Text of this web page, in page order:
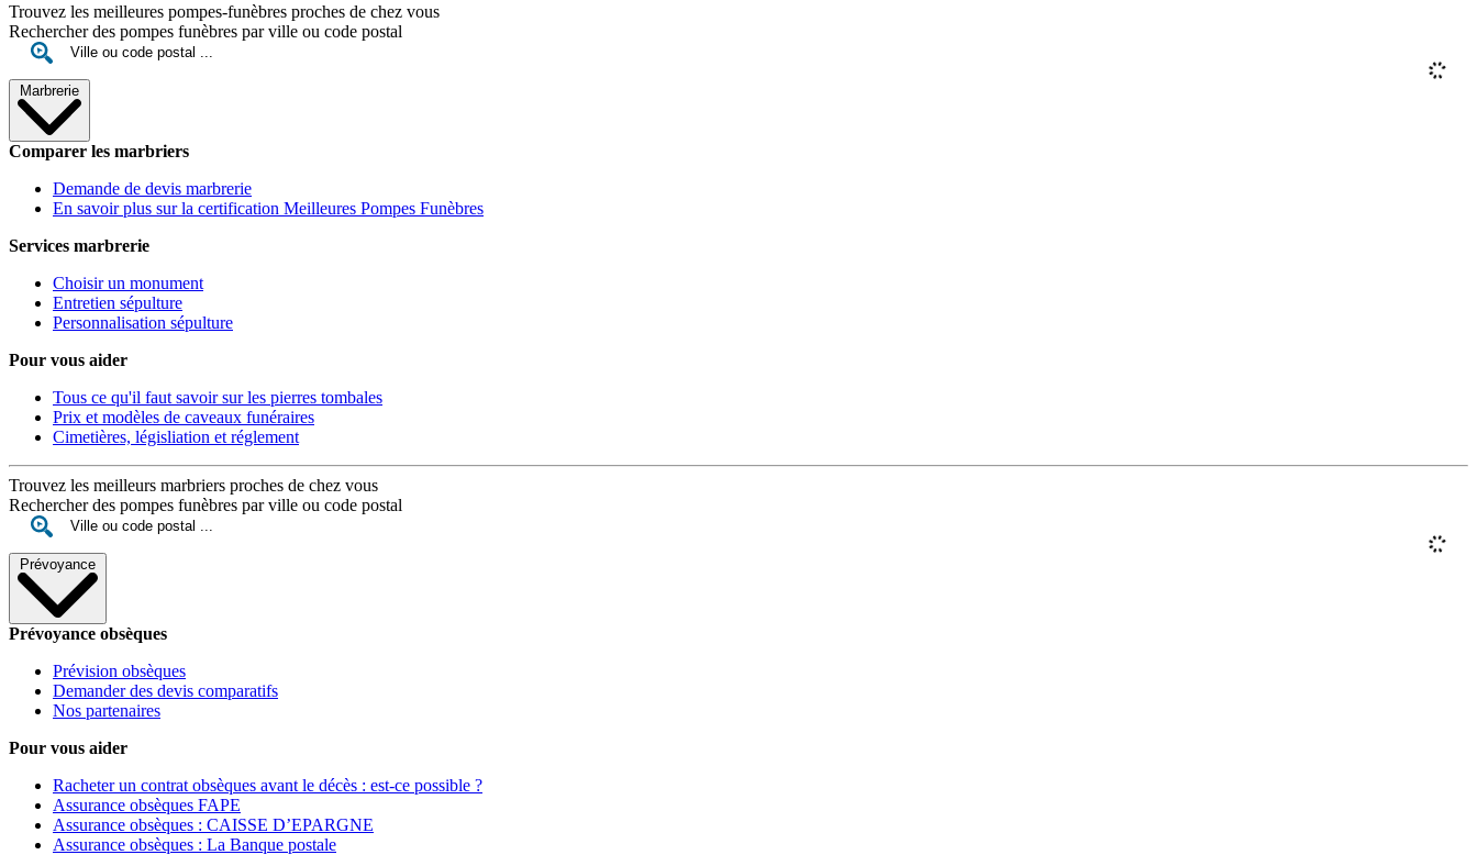
Trouvez les meilleures pompes-funèbres proches de chez vous
Rechercher des pompes funèbres par ville ou code postal
Marbrerie
Comparer les marbriers
Demande de devis marbrerie
En savoir plus sur la certification Meilleures Pompes Funèbres
Services marbrerie
Choisir un monument
Entretien sépulture
Personnalisation sépulture
Pour vous aider
Tous ce qu'il faut savoir sur les pierres tombales
Prix et modèles de caveaux funéraires
Cimetières, législiation et réglement
Trouvez les meilleurs marbriers proches de chez vous
Rechercher des pompes funèbres par ville ou code postal
Prévoyance
Prévoyance obsèques
Prévision obsèques
Demander des devis comparatifs
Nos partenaires
Pour vous aider
Racheter un contrat obsèques avant le décès : est-ce possible ?
Assurance obsèques FAPE
Assurance obsèques : CAISSE D’EPARGNE
Assurance obsèques : La Banque postale